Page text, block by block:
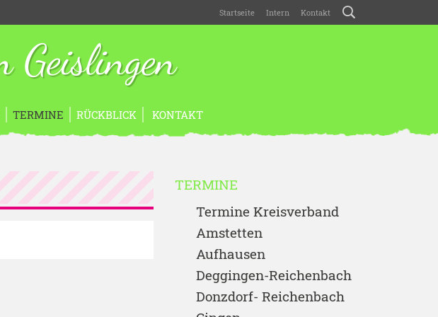
Startseite Intern Kontakt
Geislingen
TERMINE RÜCKBLICK KONTAKT
TERMINE
Termine Kreisverband
Amstetten
Aufhausen
Deggingen-Reichenbach
Donzdorf- Reichenbach